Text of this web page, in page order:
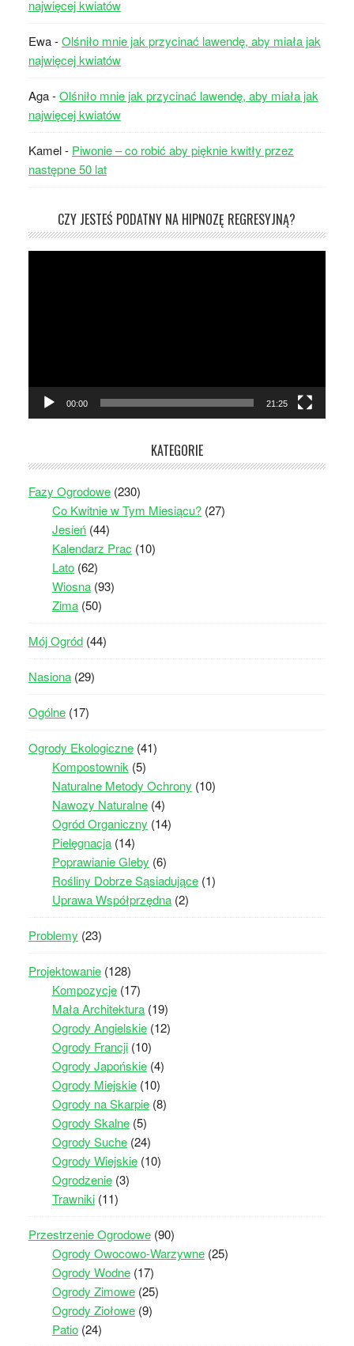
najwięcej kwiatów
Ewa-Olśniło mnie jak przycinać lawendę, aby miała jak
najwięcej kwiatów
Aga-Olśniło mnie jak przycinać lawendę, aby miała jak
najwięcej kwiatów
Kamel- Piwonie – co robić aby pięknie kwitły przez
następne 50 lat
CZY JESTEŚ PODATNY NA HIPNOZĘ REGRESYJNĄ?
00:00 21:25
KATEGORIE
Fazy Ogrodowe(230)
Co Kwitnie w Tym Miesiącu?(27)
Jesień(44)
Kalendarz Prac (10)
Lato(62)
Wiosna(93)
Zima(50)
Mój Ogród(44)
Nasiona(29)
Ogólne(17)
Ogrody Ekologiczne(41)
Kompostownik (5)
Naturalne Metody Ochrony (10)
Nawozy Naturalne(4)
Ogród Organiczny (14)
Pielęgnacja(14)
Poprawianie Gleby (6)
Rośliny Dobrze Sąsiadujące(1)
Uprawa Współprzędna(2)
Problemy (23)
Projektowanie(128)
Kompozycje(17)
Mała Architektura(19)
Ogrody Angielskie(12)
Ogrody Francji(10)
Ogrody Japońskie(4)
Ogrody Miejskie(10)
Ogrody na Skarpie(8)
Ogrody Skalne(5)
Ogrody Suche(24)
Ogrody Wiejskie(10)
Ogrodzenie(3)
Trawniki(11)
Przestrzenie Ogrodowe(90)
Ogrody Owocowo-Warzywne(25)
Ogrody Wodne(17)
Ogrody Zimowe(25)
Ogrody Ziołowe(9)
Patio(24)